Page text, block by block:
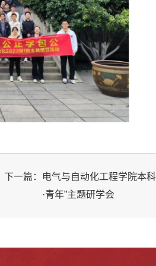
下一篇：
电气与自动化工程学院本
·青年”主题研学会